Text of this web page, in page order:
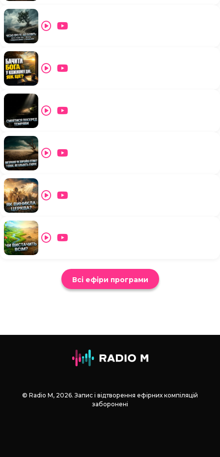
Всі ефіри програми
© Radio М, 2026. Запис і відтворення ефірних компіляцій
заборонені